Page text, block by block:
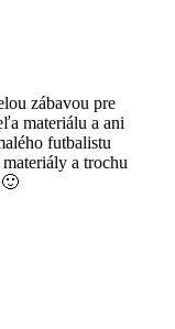
zábavou pre
materiálu a ani
futbalistu
a trochu